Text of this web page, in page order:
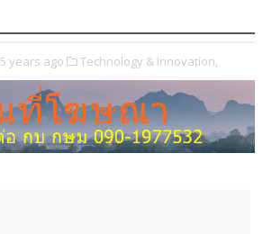
5 years ago Technology & Innovation,